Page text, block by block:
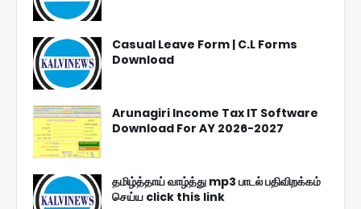
Casual Leave Form | C.L Forms
Download
Arunagiri Income Tax IT Software
Download For AY 2026-2027
தமிழ்த்தாய் வாழ்த்து mp3 பாடல் பதிவிறக்கம்
செய்ய click this link